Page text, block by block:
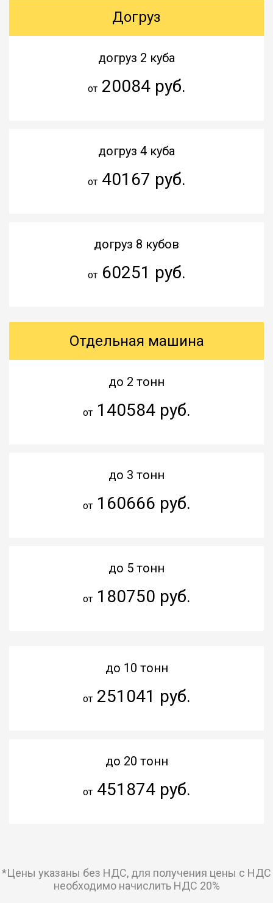
Догруз
догруз 2 куба
от20084 руб.
догруз 4 куба
от40167 руб.
догруз 8 кубов
от60251 руб.
Отдельная машина
до 2 тонн
от140584 руб.
до 3 тонн
от160666 руб.
до 5 тонн
от180750 руб.
до 10 тонн
от251041 руб.
до 20 тонн
от451874 руб.
*Цены указаны без НДС, для получения цены с НДС
необходимо начислить НДС 20%